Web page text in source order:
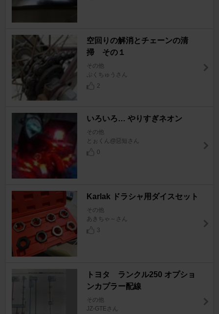
空回りの解消とチェーンの清
掃 その１
その他
ぷくちゅうさん
2
いろいろ… やりすぎネオン
その他
とぉくん@惡短さん
0
Karlak ドラシャ用ダイスセット
その他
あきちゃ～さん
3
トヨタ ランクル250 オプショ
ンカプラー配線
その他
JZ-GTEさん